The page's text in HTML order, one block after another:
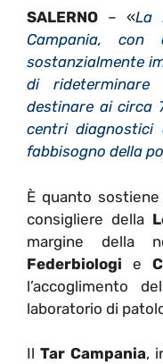
SALERNO – «La
Campania, con
sostanzialmente
di
destinare ai circa
centri
fabbisogno della
È quanto
consigliere della
margine della
Federbiologi e
l’accoglimento
laboratorio di
Il Tar Campania,